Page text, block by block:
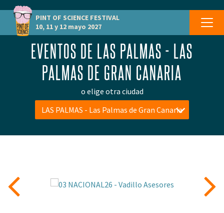
PINT OF SCIENCE FESTIVAL
10, 11 y 12 mayo 2027
EVENTOS DE LAS PALMAS - LAS
PALMAS DE GRAN CANARIA
o elige otra ciudad
LAS PALMAS - Las Palmas de Gran Canaria